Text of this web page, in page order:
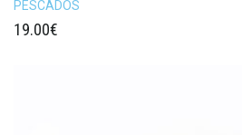
PESCADOS
19.00€